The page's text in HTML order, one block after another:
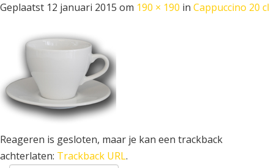
Geplaatst 12 januari 2015 om 190 × 190 in Cappuccino 20 cl
Reageren is gesloten, maar je kan een trackback
achterlaten: Trackback URL.